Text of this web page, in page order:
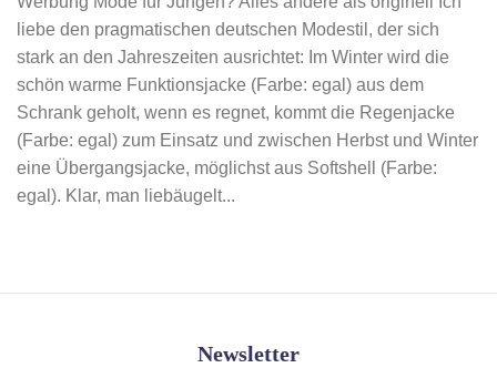
liebe den pragmatischen deutschen Modestil, der sich
stark an den Jahreszeiten ausrichtet: Im Winter wird die
schön warme Funktionsjacke (Farbe: egal) aus dem
Schrank geholt, wenn es regnet, kommt die Regenjacke
(Farbe: egal) zum Einsatz und zwischen Herbst und Winter
eine Übergangsjacke, möglichst aus Softshell (Farbe:
egal). Klar, man liebäugelt...
Newsletter